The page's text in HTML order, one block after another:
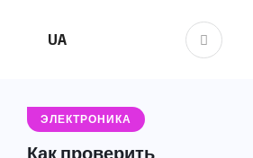
UA
ЭЛЕКТРОНИКА
Как проверить